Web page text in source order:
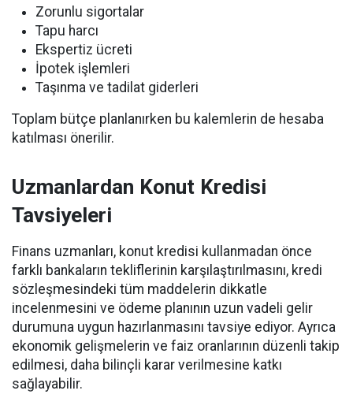
Zorunlu sigortalar
Tapu harcı
Ekspertiz ücreti
İpotek işlemleri
Taşınma ve tadilat giderleri
Toplam bütçe planlanırken bu kalemlerin de hesaba
katılması önerilir.
Uzmanlardan Konut Kredisi
Tavsiyeleri
Finans uzmanları, konut kredisi kullanmadan önce
farklı bankaların tekliflerinin karşılaştırılmasını, kredi
sözleşmesindeki tüm maddelerin dikkatle
incelenmesini ve ödeme planının uzun vadeli gelir
durumuna uygun hazırlanmasını tavsiye ediyor. Ayrıca
ekonomik gelişmelerin ve faiz oranlarının düzenli takip
edilmesi, daha bilinçli karar verilmesine katkı
sağlayabilir.